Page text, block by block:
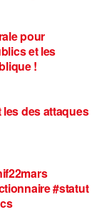
pour
et les
!
des attaques
#statut